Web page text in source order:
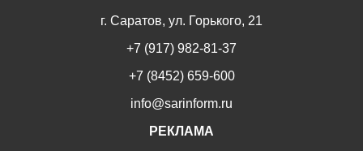
г. Саратов, ул. Горького, 21
+7 (917) 982-81-37
+7 (8452) 659-600
info@sarinform.ru
РЕКЛАМА